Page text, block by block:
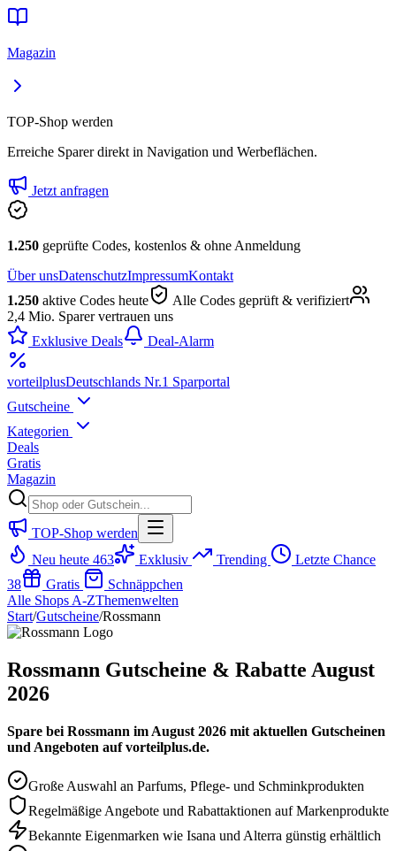
Magazin
TOP-Shop werden
Erreiche Sparer direkt in Navigation und Werbeflächen.
Jetzt anfragen
1.250 geprüfte Codes, kostenlos & ohne Anmeldung
Über unsDatenschutzImpressumKontakt
1.250 aktive Codes heute
Alle Codes geprüft & verifiziert
2,4 Mio. Sparer vertrauen uns
Exklusive Deals
Deal-Alarm
vorteilplusDeutschlands Nr.1 Sparportal
Gutscheine
Kategorien
Deals
Gratis
Magazin
TOP-Shop werden
Neu heute 463 Exklusiv Trending
Letzte Chance
38
Gratis
Schnäppchen
Alle Shops A-ZThemenwelten
Start/Gutscheine/Rossmann
Rossmann Gutscheine & Rabatte August
2026
Spare bei Rossmann im August 2026 mit aktuellen Gutscheinen
und Angeboten auf vorteilplus.de.
Große Auswahl an Parfums, Pflege- und Schminkprodukten
Regelmäßige Angebote und Rabattaktionen auf Markenprodukte
Bekannte Eigenmarken wie Isana und Alterra günstig erhältlich